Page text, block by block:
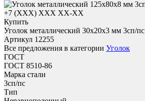
+7 (XXX) ХХХ ХХ-ХХ
Купить
Уголок металлический 30x20х3 мм 3сп/пс
Артикул 12255
Все предложения в категории Уголок
ГОСТ
ГОСТ 8510-86
Марка стали
3сп/пс
Тип